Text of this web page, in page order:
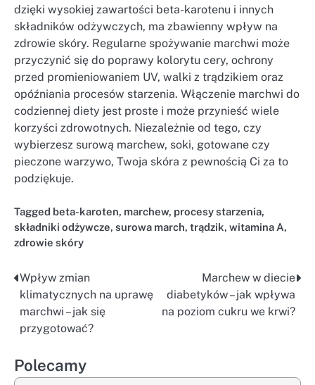
dzięki wysokiej zawartości beta-karotenu i innych
składników odżywczych, ma zbawienny wpływ na
zdrowie skóry. Regularne spożywanie marchwi może
przyczynić się do poprawy kolorytu cery, ochrony
przed promieniowaniem UV, walki z trądzikiem oraz
opóźniania procesów starzenia. Włączenie marchwi do
codziennej diety jest proste i może przynieść wiele
korzyści zdrowotnych. Niezależnie od tego, czy
wybierzesz surową marchew, soki, gotowane czy
pieczone warzywo, Twoja skóra z pewnością Ci za to
podziękuje.
Tagged beta-karoten, marchew, procesy starzenia,
składniki odżywcze, surowa march, trądzik, witamina A,
zdrowie skóry
Nawigacja
wpisu
Wpływ zmian
klimatycznych na uprawę
marchwi – jak się
przygotować?
Marchew w diecie
diabetyków – jak wpływa
na poziom cukru we krwi?
Polecamy